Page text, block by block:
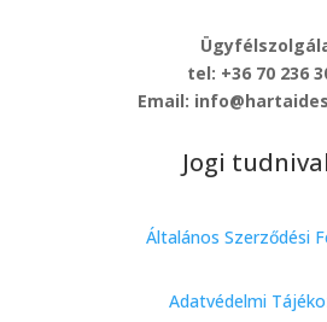
tel: +36 70 236
Email:
Jogi
Általános Szerződési
Adatvédelmi